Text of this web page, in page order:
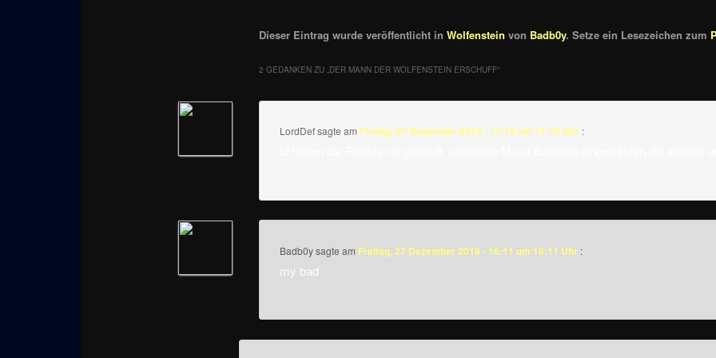
Dieser Eintrag wurde veröffentlicht inWolfenstein von Badb0y. Setze ein Lesezeichen zum
2 GEDANKEN ZU „ DER MANN DER WOLFENSTEIN ERSCHUFF“
LordDefsagte am Freitag, 27 Dezember 2019 - 11:13 um 11:13 Uhr :
Badb0ysagte am Freitag, 27 Dezember 2019 - 16:11 um 16:11 Uhr :
my bad